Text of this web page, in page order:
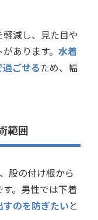
減し、見た目や
あります。 水着
ごせるため、幅
範囲
股の付け根から
。男性では下着
すのを防ぎたいと